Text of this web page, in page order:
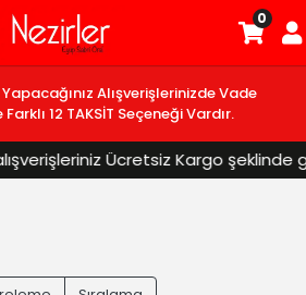
Alışverişlerinizde Vade
12 TAKSİT Seçeneği Vardır.
Ücretsiz Kargo şeklinde
0